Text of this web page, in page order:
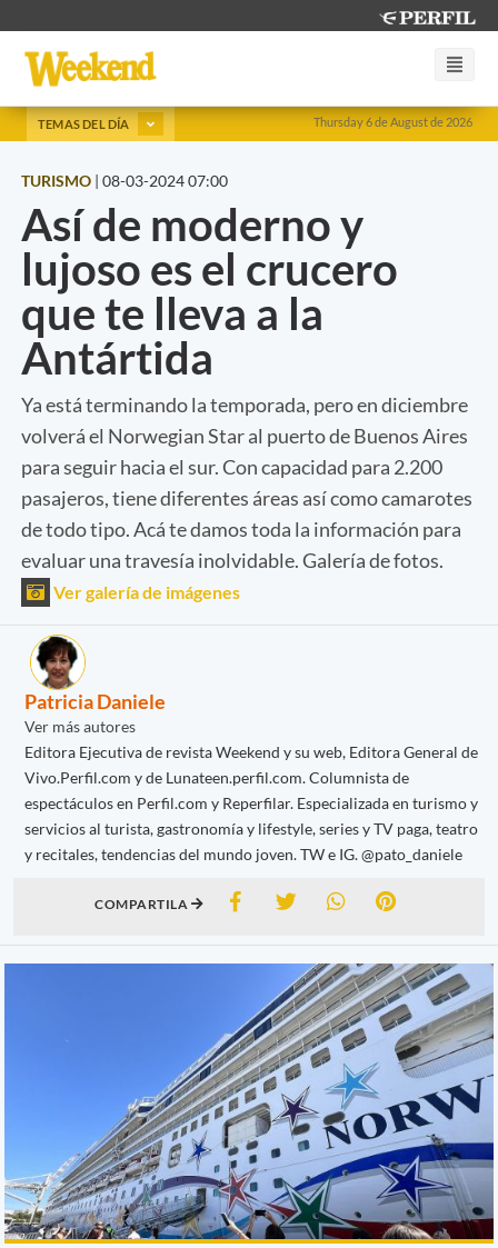
Thursday 6 de August de 2026
TEMAS DEL DÍA
TURISMO | 08-03-2024 07:00
Así de moderno y
lujoso es el crucero
que te lleva a la
Antártida
Ya está terminando la temporada, pero en diciembre
volverá el Norwegian Star al puerto de Buenos Aires
para seguir hacia el sur. Con capacidad para 2.200
pasajeros, tiene diferentes áreas así como camarotes
de todo tipo. Acá te damos toda la información para
evaluar una travesía inolvidable. Galería de fotos.
Ver galería de imágenes
Patricia Daniele
Ver más autores
Editora Ejecutiva de revista Weekend y su web, Editora General de
Vivo.Perfil.com y de Lunateen.perfil.com. Columnista de
espectáculos en Perfil.com y Reperfilar. Especializada en turismo y
servicios al turista, gastronomía y lifestyle, series y TV paga, teatro
y recitales, tendencias del mundo joven. TW e IG. @pato_daniele
COMPARTILA